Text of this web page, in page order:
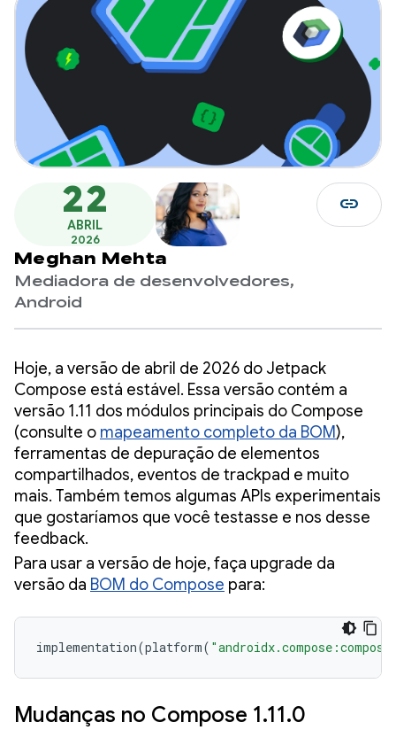
22
ABRIL
2026
Meghan Mehta
Mediadora de desenvolvedores,
Android
link
Hoje, a versão de abril de 2026 do Jetpack
Compose está estável. Essa versão contém a
versão 1.11 dos módulos principais do Compose
(consulte o mapeamento completo da BOM),
ferramentas de depuração de elementos
compartilhados, eventos de trackpad e muito
mais. Também temos algumas APIs experimentais
que gostaríamos que você testasse e nos desse
feedback.
Para usar a versão de hoje, faça upgrade da
versão da BOM do Compose para:
implementation(platform(
Mudanças no Compose 1.11.0